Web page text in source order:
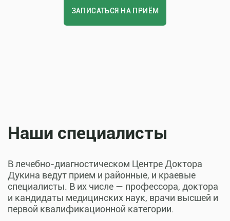
ЗАПИСАТЬСЯ НА ПРИЁМ
Наши специалисты
В лечебно-диагностическом Центре Доктора
Дукина ведут прием и районные, и краевые
специалисты. В их числе — профессора, доктора
и кандидаты медицинских наук, врачи высшей и
первой квалификационной категории.